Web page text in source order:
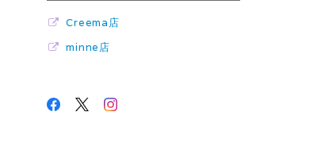
Creema店
minne店